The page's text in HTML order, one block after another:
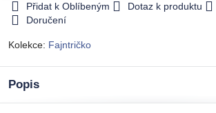
Přidat k Oblíbeným Dotaz k produktu
Doručení
Kolekce: Fajntričko
Popis